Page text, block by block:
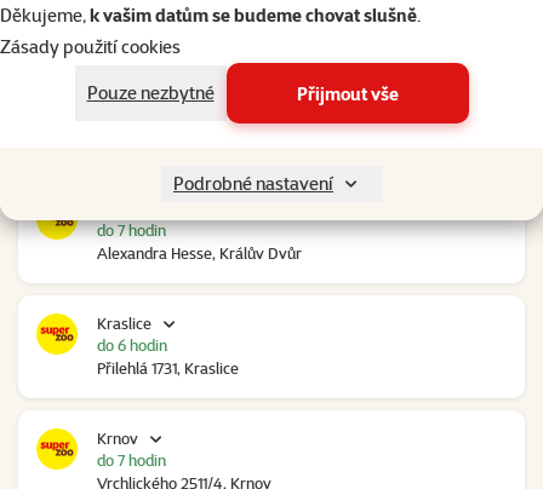
Děkujeme,k vašim datům se budeme chovat slušně.
Zásady použití cookies
Pouze nezbytné
Přijmout vše
Podrobné nastavení
Ovčáry 304, Ovčáry
Kozomín
Alexandra Hesse, Králův Dvůr
do 7 hodin
Kraslice
Přilehlá 1731, Kraslice
do 6 hodin
Krnov
Vrchlického 2511/4, Krnov
do 7 hodin